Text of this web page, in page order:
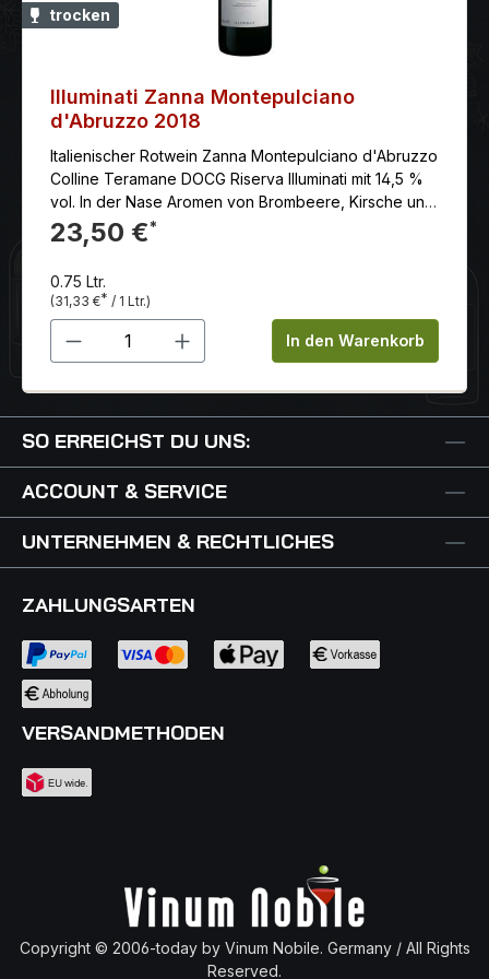
Monate in Barriques aus Eichenholz.
trocken
Illuminati Zanna Montepulciano
d'Abruzzo 2018
Italienischer Rotwein Zanna Montepulciano d'Abruzzo
Colline Teramane DOCG Riserva Illuminati mit 14,5 %
vol. In der Nase Aromen von Brombeere, Kirsche und
florale Noten. Im Geschmack samtig und fruchtig.
Süßes und butterweiches Finale. Hier günstig online
Illuminati - Seit Generationen wird die hohe Weinkultur
bei der Familie Illuminati
23,50 €*
0.75 Ltr.
(31,33 €* / 1 Ltr.)
Produkt Anzahl: Gib denIn den Warenkorb
SO ERREICHST DU UNS:
ACCOUNT & SERVICE
UNTERNEHMEN & RECHTLICHES
ZAHLUNGSARTEN
VERSANDMETHODEN
Copyright © 2006-today by Vinum Nobile. Germany / All Rights
Reserved.